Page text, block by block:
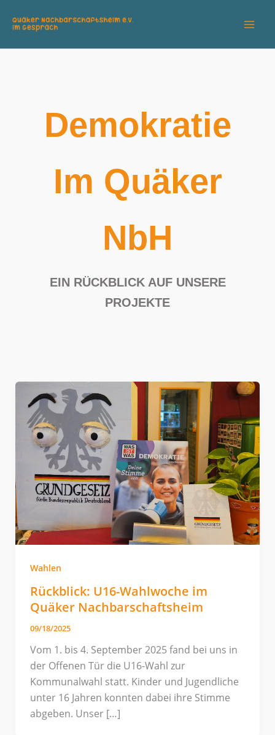
Inhalt
Demokratie
Im Quäker
NbH
EIN RÜCKBLICK AUF UNSERE
PROJEKTE
Wahlen
Rückblick: U16-Wahlwoche im
Quäker Nachbarschaftsheim
09/18/2025
Vom 1. bis 4. September 2025 fand bei uns in
der Offenen Tür die U16-Wahl zur
Kommunalwahl statt. Kinder und Jugendliche
unter 16 Jahren konnten dabei ihre Stimme
abgeben. Unser […]